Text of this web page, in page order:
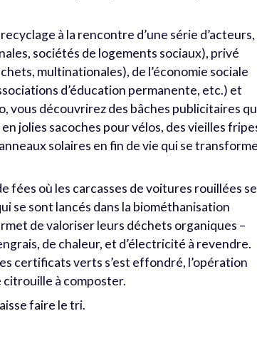
à la rencontre d’une série d’acteurs,
sociétés de logements sociaux), privé
multinationales), de l’économie sociale
d’éducation permanente, etc.) et
vous découvrirez des bâches publicitaires
jolies sacoches pour vélos, des vieilles
solaires en fin de vie qui se
fées où les carcasses de voitures rouillées se
se sont lancés dans la biométhanisation
de valoriser leurs déchets organiques –
de chaleur, et d’électricité à revendre.
certificats verts s’est effondré, l’opération
à composter.
faire le tri.